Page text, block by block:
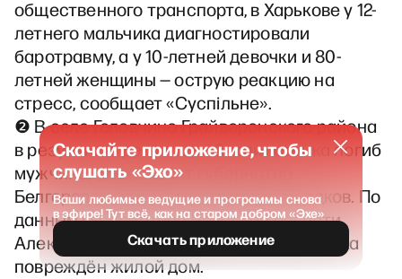
общественного транспорта, в Харькове у 12-
летнего мальчика диагностировали
баротравму, а у 10-летней девочки и 80-
летней женщины — острую реакцию на
стресс, сообщает «Суспiльне».
❷ В селе Головчино Грайворонского района
в результате детонации беспилотника погиб
мужчина, утверждает губернатор
Белгородской области Вячеслав Гладков. По
данным губернатора Брянской области
Александра Богомаза, в посёлке Суземка
повреждён жилой дом.
Скачайте приложение, чтобы
слушать «Эхо»
Ваши любимые ведущие и программы снова
в эфире! Тут всё, как на старом добром «Эхе»
Скачать приложение